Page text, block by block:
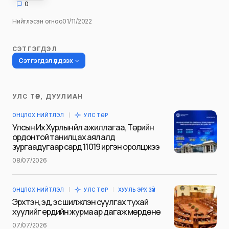
0
Нийтлэсэн огноо01/11/2022
СЭТГЭГДЭЛ
Сэтгэгдэл үлдээх
Таны имэйл хаягийг нийтлэхгүй.
тэмдэглэсэн
Name
УЛС ТӨР, ДУУЛИАН
ОНЦЛОХ НИЙТЛЭЛ УЛС ТӨР
Улсын Их Хурлын үйл ажиллагаа, Төрийн
ордонтой танилцах аялалд
зургаадугаар сард 11019 иргэн оролцжээ
08/07/2026
ОНЦЛОХ НИЙТЛЭЛ УЛС ТӨР ХУУЛЬ ЭРХ ЗҮЙ
Эрхтэн, эд, эс шилжүүлэн суулгах тухай
хуулийг ердийн журмаар дагаж мөрдөнө
07/07/2026